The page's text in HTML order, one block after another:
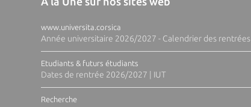
www.universita.corsica
Année universitaire 2026/2027 - Calendrier des rentrées
Etudiants & futurs étudiants
Dates de rentrée 2026/2027 | IUT
Recherche